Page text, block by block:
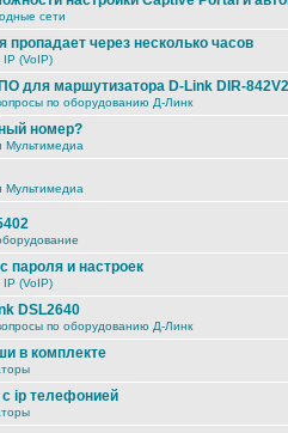
сети
пропадает через несколько часов
IP (VoIP)
для маршутизатора D-Link DIR-842V2
по оборудованию Д-Линк
номер?
Мультимедиа
Мультимедиа
пароля и настроек
IP (VoIP)
DSL2640
по оборудованию Д-Линк
в комплекте
ip телефонией